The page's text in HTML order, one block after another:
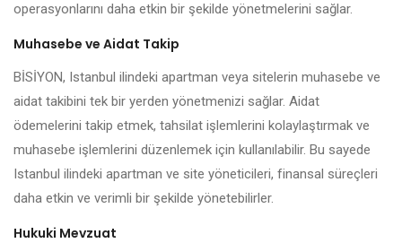
operasyonlarını daha etkin bir şekilde yönetmelerini sağlar.
Muhasebe ve Aidat Takip
BİSİYON, Istanbul ilindeki apartman veya sitelerin muhasebe ve
aidat takibini tek bir yerden yönetmenizi sağlar. Aidat
ödemelerini takip etmek, tahsilat işlemlerini kolaylaştırmak ve
muhasebe işlemlerini düzenlemek için kullanılabilir. Bu sayede
Istanbul ilindeki apartman ve site yöneticileri, finansal süreçleri
daha etkin ve verimli bir şekilde yönetebilirler.
Hukuki Mevzuat